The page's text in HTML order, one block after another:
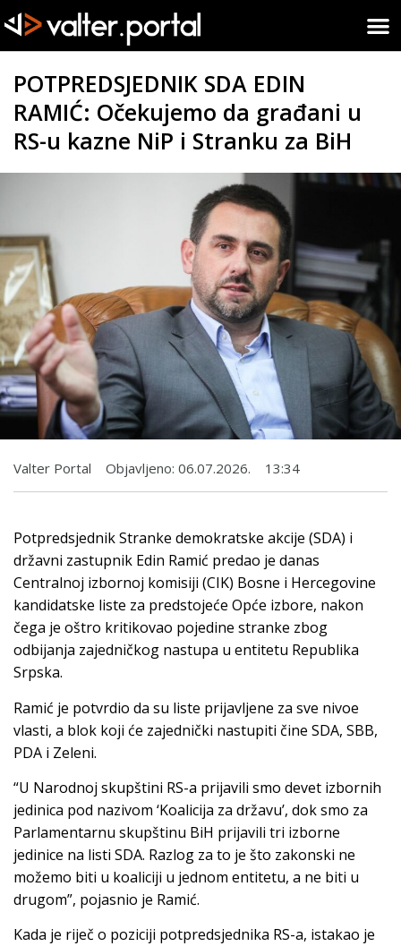
POTPREDSJEDNIK SDA EDIN
RAMIĆ: Očekujemo da građani u
RS-u kazne NiP i Stranku za BiH
Valter Portal Objavljeno: 06.07.2026. 13:34
Potpredsjednik Stranke demokratske akcije (SDA) i
državni zastupnik Edin Ramić predao je danas
Centralnoj izbornoj komisiji (CIK) Bosne i Hercegovine
kandidatske liste za predstojeće Opće izbore, nakon
čega je oštro kritikovao pojedine stranke zbog
odbijanja zajedničkog nastupa u entitetu Republika
Srpska.
Ramić je potvrdio da su liste prijavljene za sve nivoe
vlasti, a blok koji će zajednički nastupiti čine SDA, SBB,
PDA i Zeleni.
“U Narodnoj skupštini RS-a prijavili smo devet izbornih
jedinica pod nazivom ‘Koalicija za državu’, dok smo za
Parlamentarnu skupštinu BiH prijavili tri izborne
jedinice na listi SDA. Razlog za to je što zakonski ne
možemo biti u koaliciji u jednom entitetu, a ne biti u
drugom”, pojasnio je Ramić.
Kada je riječ o poziciji potpredsjednika RS-a, istakao je